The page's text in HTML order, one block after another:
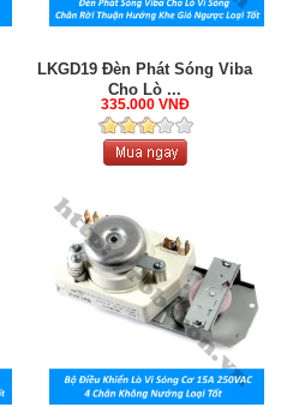
LKGD19 Đèn Phát Sóng Viba
Cho Lò ...
335.000 VNĐ